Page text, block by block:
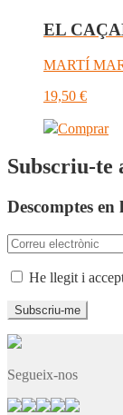
EL
MARTÍ
19,50 €
Comprar
Subscriu-te
Descomptes
He llegit i
Segueix-nos